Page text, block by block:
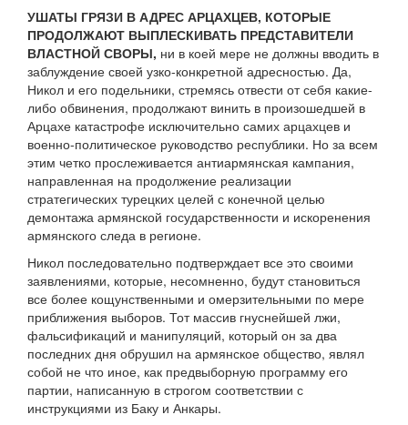
УШАТЫ ГРЯЗИ В АДРЕС АРЦАХЦЕВ, КОТОРЫЕ
ПРОДОЛЖАЮТ ВЫПЛЕСКИВАТЬ ПРЕДСТАВИТЕЛИ
ВЛАСТНОЙ СВОРЫ, ни в коей мере не должны вводить в
заблуждение своей узко-конкретной адресностью. Да,
Никол и его подельники, стремясь отвести от себя какие-
либо обвинения, продолжают винить в произошедшей в
Арцахе катастрофе исключительно самих арцахцев и
военно-политическое руководство республики. Но за всем
этим четко прослеживается антиармянская кампания,
направленная на продолжение реализации
стратегических турецких целей с конечной целью
демонтажа армянской государственности и искоренения
армянского следа в регионе.
Никол последовательно подтверждает все это своими
заявлениями, которые, несомненно, будут становиться
все более кощунственными и омерзительными по мере
приближения выборов. Тот массив гнуснейшей лжи,
фальсификаций и манипуляций, который он за два
последних дня обрушил на армянское общество, являл
собой не что иное, как предвыборную программу его
партии, написанную в строгом соответствии с
инструкциями из Баку и Анкары.